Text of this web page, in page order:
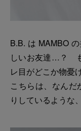
B.B. は MAMBO
しいお友達…？
レ目がどこか物憂
こちらは、なんだ
りしているような